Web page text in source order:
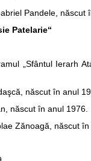
Pandele, născut
Patelarie“
„Sfântul Ierarh
născut în anul
născut în anul 1976.
Zănoagă, născut în